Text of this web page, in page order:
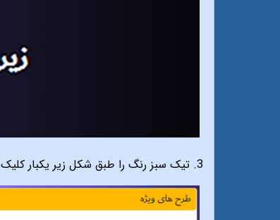
3. تیک سبز رنگ را طبق شکل زیر یکبار کلیک کنید.